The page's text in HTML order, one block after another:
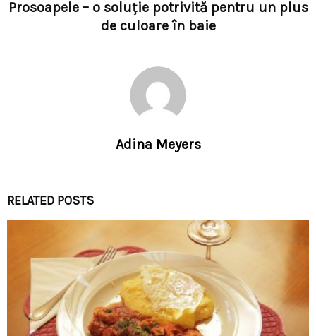
Prosoapele – o soluție potrivită pentru un plus
de culoare în baie
Adina Meyers
RELATED POSTS